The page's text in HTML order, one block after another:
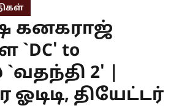
கனகராஜ்
`DC' to
`வதந்தி 2' |
தியேட்டர்